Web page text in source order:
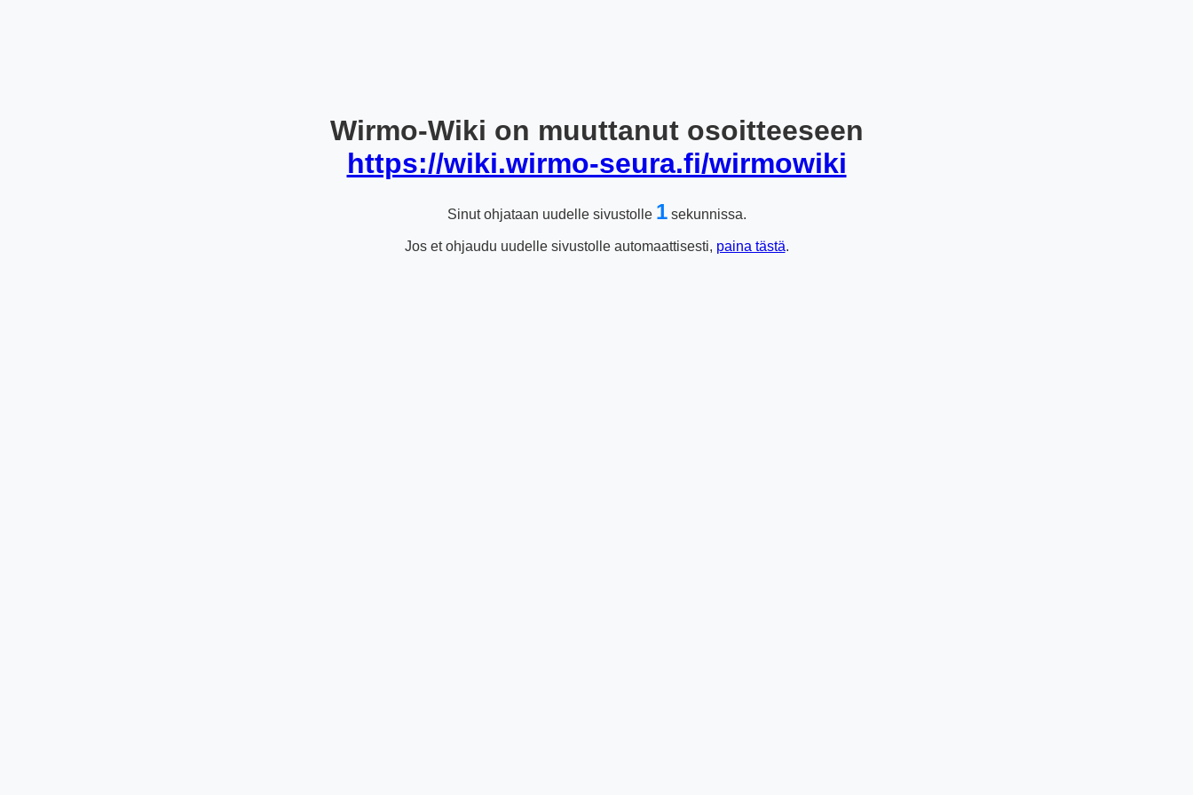
Wirmo-Wiki on muuttanut osoitteeseen
https://wiki.wirmo-seura.fi/wirmowiki
Sinut ohjataan uudelle sivustolle 1sekunnissa.
Jos et ohjaudu uudelle sivustolle automaattisesti, paina tästä.